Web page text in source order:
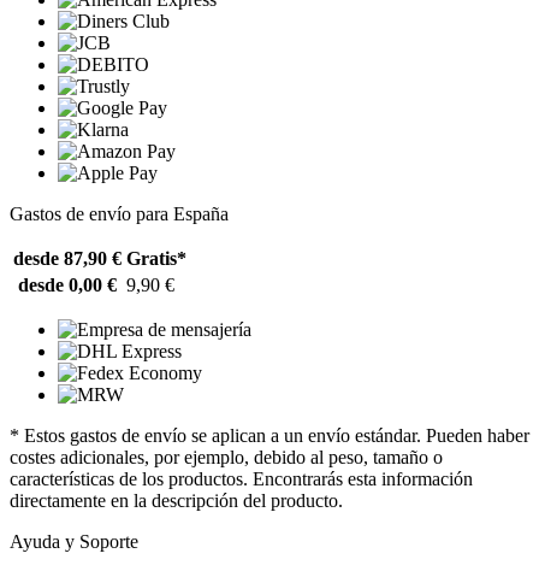
Gastos de envío para España
desde 87,90 € Gratis*
desde 0,00 € 9,90 €
* Estos gastos de envío se aplican a un envío estándar. Pueden haber
costes adicionales, por ejemplo, debido al peso, tamaño o
características de los productos. Encontrarás esta información
directamente en la descripción del producto.
Ayuda y Soporte